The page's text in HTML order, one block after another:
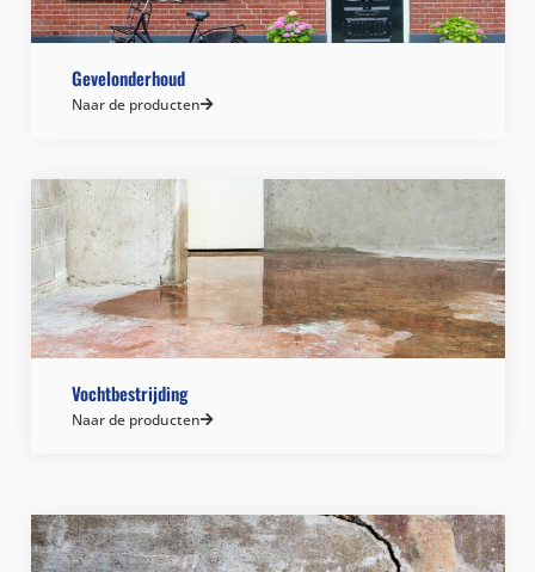
Gevelonderhoud
Naar de producten
Vochtbestrijding
Naar de producten